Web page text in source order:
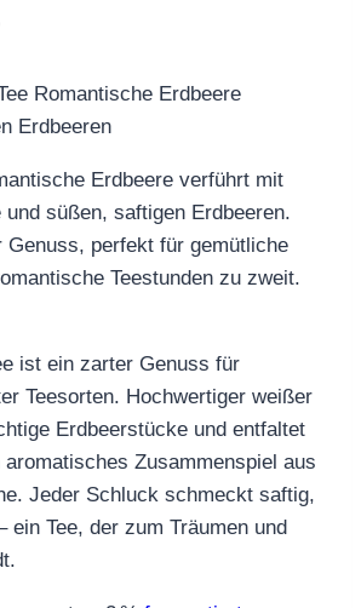
Erdbeere verführt mit
süßen, saftigen Erdbeeren.
Genuss, perfekt für gemütliche
Teestunden zu zweit.
ist ein zarter Genuss für
Teesorten. Hochwertiger weißer
Erdbeerstücke und entfaltet
aromatisches Zusammenspiel aus
Jeder Schluck schmeckt saftig,
ein Tee, der zum Träumen und